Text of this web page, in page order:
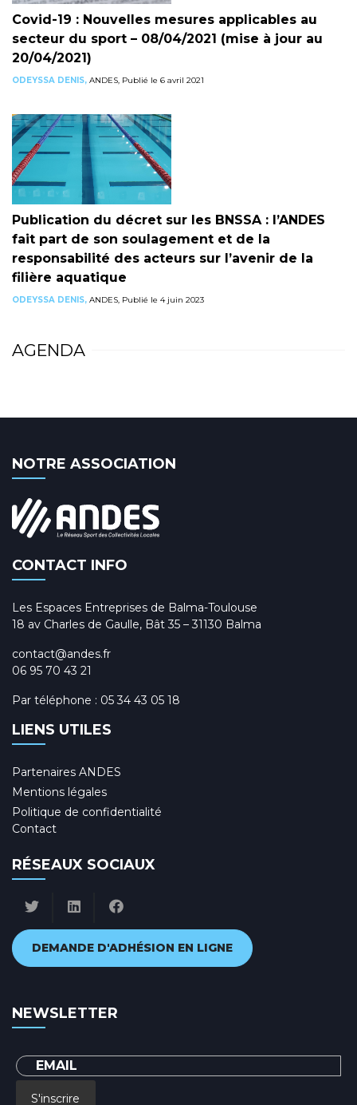
Covid-19 : Nouvelles mesures applicables au
secteur du sport – 08/04/2021 (mise à jour au
20/04/2021)
ODEYSSA DENIS, ANDES, Publié le 6 avril 2021
Publication du décret sur les BNSSA : l’ANDES
fait part de son soulagement et de la
responsabilité des acteurs sur l’avenir de la
filière aquatique
ODEYSSA DENIS, ANDES, Publié le 4 juin 2023
AGENDA
NOTRE ASSOCIATION
CONTACT INFO
Les Espaces Entreprises de Balma-Toulouse
18 av Charles de Gaulle, Bât 35 – 31130 Balma
contact@andes.fr
06 95 70 43 21
Par téléphone : 05 34 43 05 18
LIENS UTILES
Partenaires ANDES
Mentions légales
Politique de confidentialité
Contact
RÉSEAUX SOCIAUX
DEMANDE D'ADHÉSION EN LIGNE
NEWSLETTER
S'inscrire